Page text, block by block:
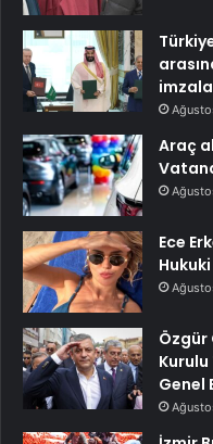
Araç
Ece
Özgür
Kurulu
Genel